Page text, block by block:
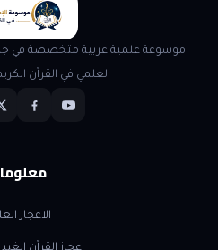
موسوعة علمية عربية متخصصة في جمع
العلمي في القرآن
الاعجاز